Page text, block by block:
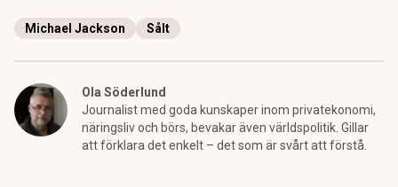
Michael Jackson Sålt
Ola Söderlund
Journalist med goda kunskaper inom privatekonomi,
näringsliv och börs, bevakar även världspolitik. Gillar
att förklara det enkelt – det som är svårt att förstå.